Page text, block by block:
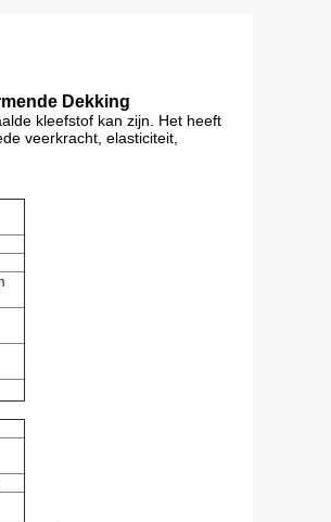
Dekking
kleefstof kan zijn. Het heeft
veerkracht, elasticiteit,